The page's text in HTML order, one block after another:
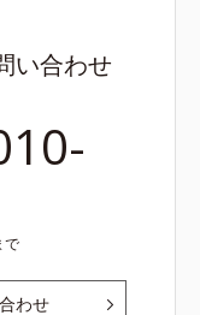
い合わせ
で
わせ